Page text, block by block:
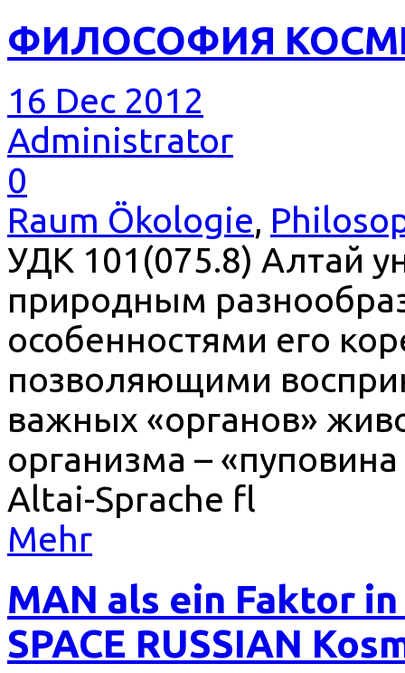
ФИЛОСОФИЯ
16 Dec 2012
Administrator
0
Raum Ökologie,
УДК 101(075.8) Алтай
природным
особенностями его
позволяющими
важных «органов»
организма –
Altai-Sprache fl
Mehr
MAN als ein Faktor in
SPACE RUSSIAN